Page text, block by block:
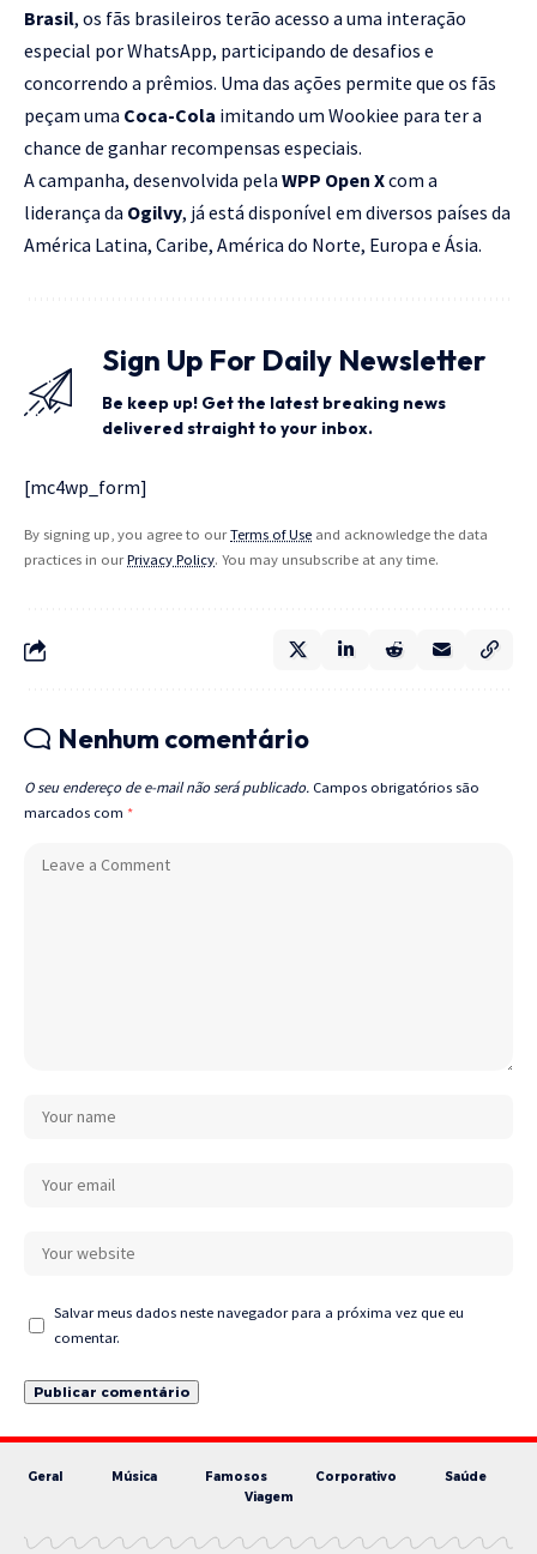
Brasil, os fãs brasileiros terão acesso a uma interação
especial por WhatsApp, participando de desafios e
concorrendo a prêmios. Uma das ações permite que os fãs
peçam uma Coca-Cola imitando um Wookiee para ter a
chance de ganhar recompensas especiais.
A campanha, desenvolvida pela WPP Open Xcom a
liderança da Ogilvy, já está disponível em diversos países da
América Latina, Caribe, América do Norte, Europa e Ásia.
Sign Up For Daily Newsletter
Be keep up! Get the latest breaking news
delivered straight to your inbox.
[mc4wp_form]
By signing up, you agree to ourTerms of Use and acknowledge the data
practices in ourPrivacy Policy. You may unsubscribe at any time.
Nenhum comentário
O seu endereço de e-mail não será publicado. Campos obrigatórios são
marcados com *
Salvar meus dados neste navegador para a próxima vez que eu
comentar.
Geral Música Famosos Corporativo
Saúde
Viagem